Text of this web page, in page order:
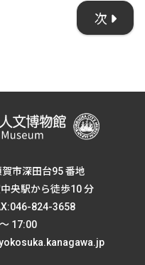
次
市深田台95 番地
央駅から徒歩10 分
824-3658
17:00